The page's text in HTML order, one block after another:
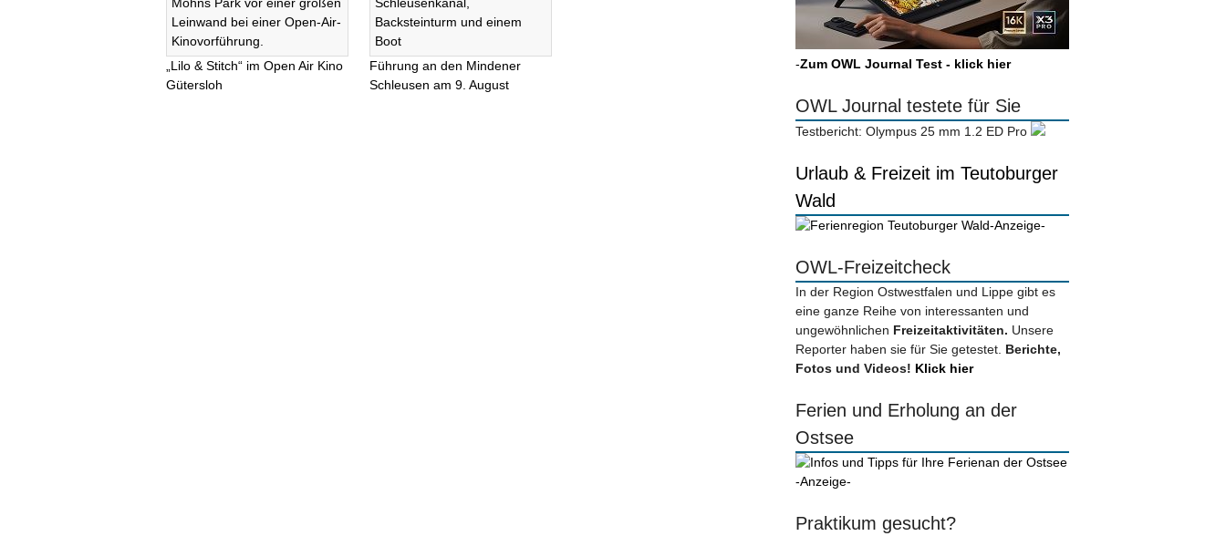
„Lilo & Stitch“ im Open Air Kino
Gütersloh
Führung an den Mindener
Schleusen am 9. August
-Zum OWL Journal Test - klick hier
OWL Journal testete für Sie
Testbericht: Olympus 25 mm 1.2 ED Pro
Urlaub & Freizeit im Teutoburger
Wald
-Anzeige-
OWL-Freizeitcheck
In der Region Ostwestfalen und Lippe gibt es
eine ganze Reihe von interessanten und
ungewöhnlichen Freizeitaktivitäten. Unsere
Reporter haben sie für Sie getestet. Berichte,
Fotos und Videos! Klick hier
Ferien und Erholung an der
Ostsee
-Anzeige-
Praktikum gesucht?